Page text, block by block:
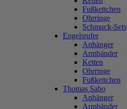
Fußkettchen
Ohrringe
Schmuck-Sets
Engelsrufer
Anhänger
Armbänder
Ketten
Ohrringe
Fußkettchen
Thomas Sabo
Anhänger
Armbänder